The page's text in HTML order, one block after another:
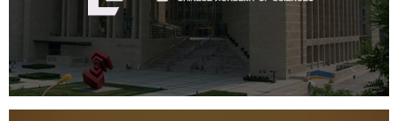
网站建设
数字博物馆建设
展厅空间设计
产品展厅设计